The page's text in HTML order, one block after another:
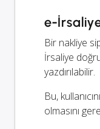
e-
Bir nakliye
İrsaliye
yazdırılabilir.
Bu,
olmasını